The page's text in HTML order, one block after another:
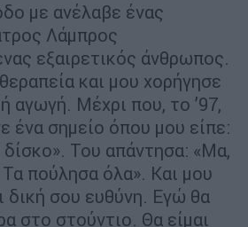
με ανέλαβε ένας
Λάμπρος
εξαιρετικός άνθρωπος.
και μου χορήγησε
αγωγή. Μέχρι που, το ’97,
ένα σημείο όπου μου είπε:
Του απάντησα: «Μα,
πούλησα όλα». Και μου
δική σου ευθύνη. Εγώ θα
στο στούντιο. Θα είμαι